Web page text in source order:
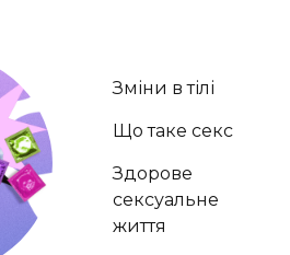
Зміни в тілі
Що таке секс
Здорове
сексуальне
життя